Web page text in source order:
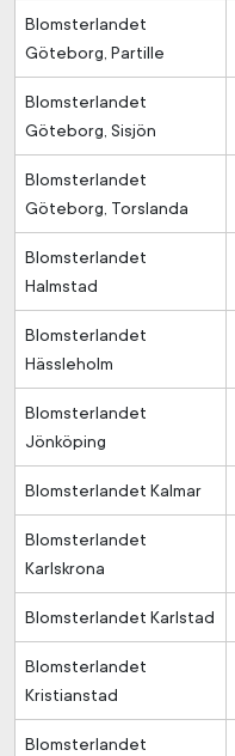
Blomsterlandet
Göteborg, Partille
Blomsterlandet
Göteborg, Sisjön
Blomsterlandet
Göteborg, Torslanda
Blomsterlandet
Halmstad
Blomsterlandet
Hässleholm
Blomsterlandet
Jönköping
Blomsterlandet Kalmar
Blomsterlandet
Karlskrona
Blomsterlandet Karlstad
Blomsterlandet
Kristianstad
Blomsterlandet